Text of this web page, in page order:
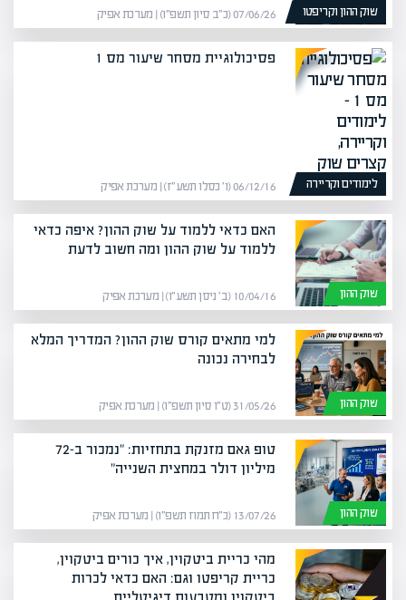
שוק ההון וקריפטו 07/06/26 (כ״ב סיון תשפ״ו) | מערכת אפיק
לימודים וקריירה
פסיכולוגיית מסחר שיעור מס 1
06/12/16 (ו׳ כסלו תשע״ז) | מערכת אפיק
שוק ההון
האם כדאי ללמוד על שוק ההון? איפה כדאי
ללמוד על שוק ההון ומה חשוב לדעת
10/04/16 (ב׳ ניסן תשע״ו) | מערכת אפיק
שוק ההון
למי מתאים קורס שוק ההון? המדריך המלא
לבחירה נכונה
31/05/26 (ט״ו סיון תשפ״ו) | מערכת אפיק
שוק ההון
טופ גאם מזנקת בתחזיות: "נמכור ב-72
מיליון דולר במחצית השנייה"
13/07/26 (כ״ח תמוז תשפ״ו) | מערכת אפיק
מהי כריית ביטקוין, איך כורים ביטקוין,
כריית קריפטו וגם: האם כדאי לכרות